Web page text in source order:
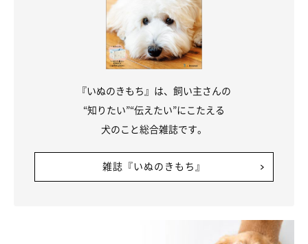
くなってきたり……むぎちゃんの成長を間近で感じられること
『いぬのきもち』は、飼い主さんの
“知りたい”“伝えたい”にこたえる
犬のこと総合雑誌です。
雑誌『いぬのきもち』